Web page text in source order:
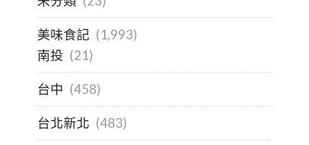
美味食記 (1,993)
南投 (21)
台中 (458)
台北新北 (483)